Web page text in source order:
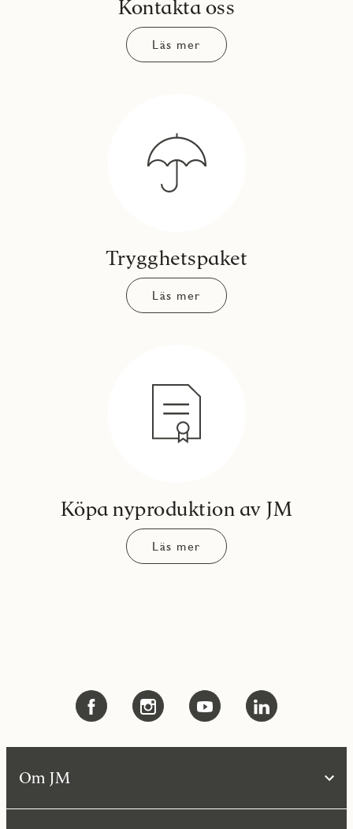
Kontakta oss
Läs mer
Trygghetspaket
Läs mer
Köpa nyproduktion av JM
Läs mer
Om JM